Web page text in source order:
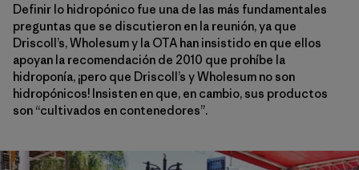
Definir lo hidropónico fue una de las más fundamentales
preguntas que se discutieron en la reunión, ya que
Driscoll’s, Wholesum y la OTA han insistido en que ellos
apoyan la recomendación de 2010 que prohíbe la
hidroponía, ¡pero que Driscoll’s y Wholesum no son
hidropónicos! Insisten en que, en cambio, sus productos
son “cultivados en contenedores”.